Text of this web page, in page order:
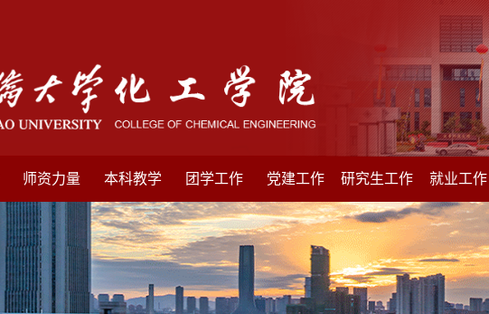
师资力量 本科教学 团学工作 党建工作 研究生工作 就业工作